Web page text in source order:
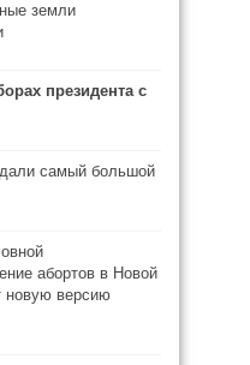
земли
президента с
самый большой
абортов в Новой
новую версию